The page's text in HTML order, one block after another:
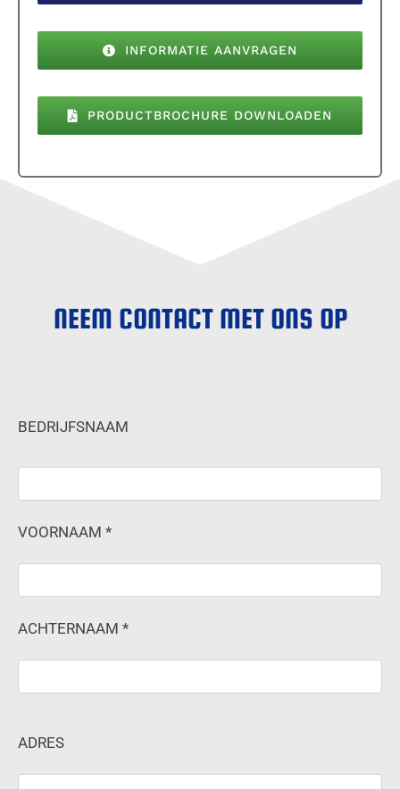
INFORMATIE AANVRAGEN
PRODUCTBROCHURE DOWNLOADEN
NEEM CONTACT MET ONS OP
BEDRIJFSNAAM
VOORNAAM *
ACHTERNAAM *
ADRES